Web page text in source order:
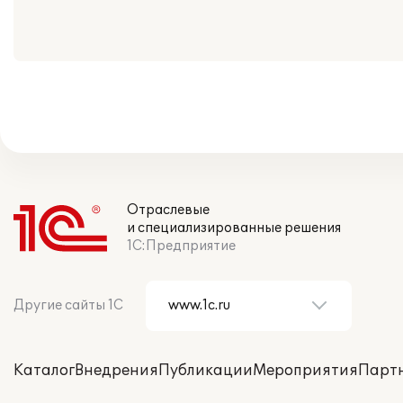
Отраслевые
и специализированные решения
1С:Предприятие
Другие сайты 1С
КаталогВнедренияПубликацииМероприятия